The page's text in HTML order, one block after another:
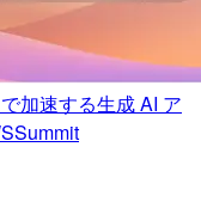
加速する生成 AI ア